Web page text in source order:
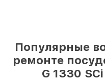
Популярные
ремонте
G 1330